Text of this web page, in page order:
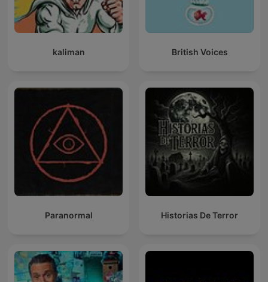
kaliman British Voices
Paranormal Historias De Terror